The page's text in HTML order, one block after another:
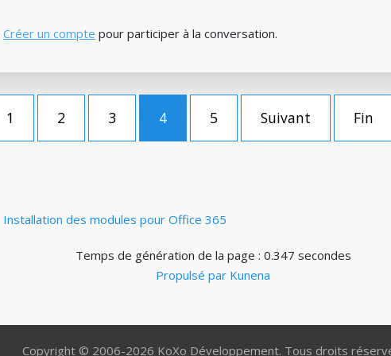
Créer un compte pour participer à la conversation.
1 2 3 4 5 Suivant Fin
Installation des modules pour Office 365
Temps de génération de la page : 0.347 secondes
Propulsé par Kunena
Copyright © 2006-2026 KoXo Développement. Tous droits